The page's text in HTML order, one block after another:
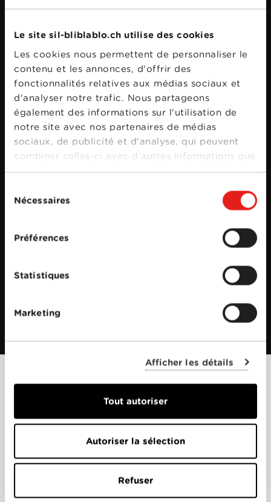
Le site sil-bliblablo.ch utilise des cookies
Les cookies nous permettent de personnaliser le
contenu et les annonces, d'offrir des
fonctionnalités relatives aux médias sociaux et
d'analyser notre trafic. Nous partageons
également des informations sur l'utilisation de
notre site avec nos partenaires de médias
sociaux, de publicité et d'analyse, qui peuvent
combiner celles-ci avec d'autres informations que
vous leur avez fournies ou qu'ils ont collectées
duNécessaires
Préférences
Statistiques
Marketing
Afficher les détails
Tout autoriser
Autoriser la sélection
Refuser